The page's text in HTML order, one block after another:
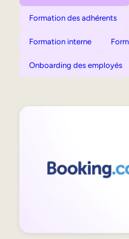
Formation des adhérents
Formation interne
Onboarding des employés